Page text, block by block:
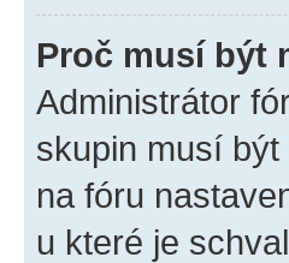
Proč musí být
Administrátor
skupin musí
na fóru
u které je